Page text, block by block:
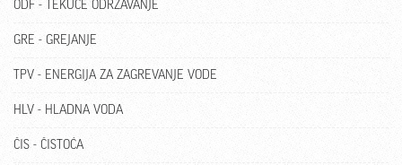
ODF - TEKUĆE ODRŽAVANJE
GRE - GREJANJE
TPV - ENERGIJA ZA ZAGREVANJE VODE
HLV - HLADNA VODA
ČIS - ČISTOĆA